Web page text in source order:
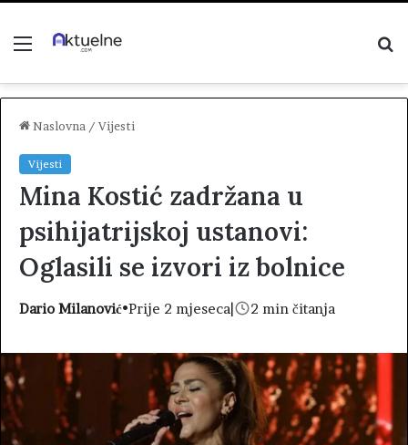
Menu
Naslovna / Vijesti
Vijesti
Mina Kostić zadržana u
psihijatrijskoj ustanovi:
Oglasili se izvori iz bolnice
Dario Milanović•Prije 2 mjeseca| 2 min čitanja